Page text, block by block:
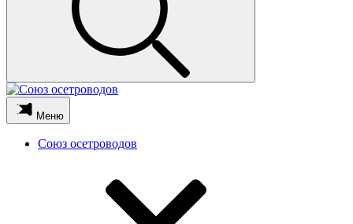
Меню
Союз осетроводов